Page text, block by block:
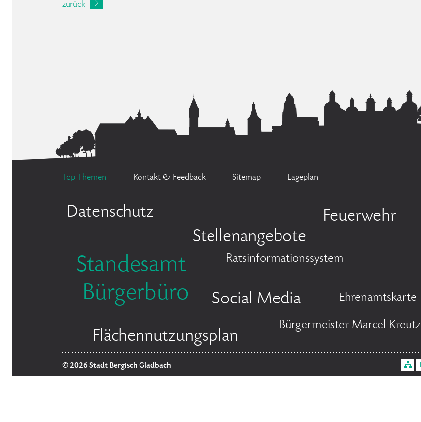
zurück
Top Themen Kontakt & Feedback Sitemap Lageplan
Datenschutz
Stellenangebote
Feuerwehr
Standesamt Ratsinformationssystem
Bürgerbüro Social Media Ehrenamtskarte
Flächennutzungsplan
Bürgermeister Marcel Kreutz
© 2026 Stadt Bergisch Gladbach